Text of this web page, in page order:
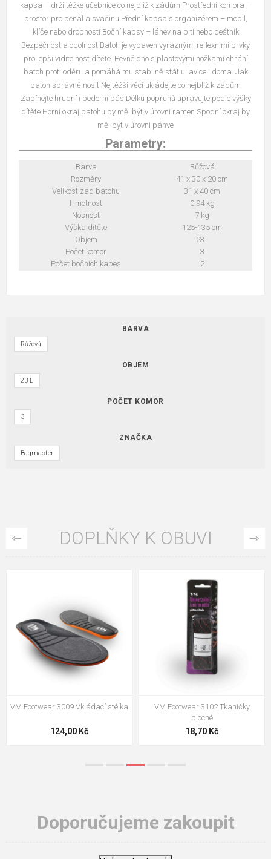
kapsa – drží těžké učebnice co nejblíž k zádům Prostřední komora –
prostor pro penál a svačinu Přední kapsa s organizérem – mobil,
klíče nebo drobnosti Boční kapsy – láhev na pití nebo deštník
Bezpečnost a odolnost Batoh je vybaven výraznými reflexními prvky
pro lepší viditelnost dítěte. Pevné dno s plastovými nožkami chrání
batoh proti oděru a pomáhá mu stabilně stát u lavice i doma. Jak
batoh správně nosit Nejtěžší věci ukládejte co nejblíž k zádům
Zapínejte hrudní i bederní pás Délku popruhů upravujte podle výšky
dítěte Horní okraj batohu by měl být v úrovni ramen Spodní okraj by
měl být v úrovni pánve
Parametry:
Barva
Růžová
Rozměry
41 x 30 x 20 cm
Velikost zad batohu
31 x 40 cm
Hmotnost
0.94 kg
Nosnost
7 kg
Výška dítěte
125-135 cm
Objem
23 l
Počet komor
3
Počet bočních kapes
2
BARVA
Růžová
OBJEM
23 L
POČET KOMOR
3
ZNAČKA
Bagmaster
DOPLŇKY K OBUVI
VM Footwear 3100 Tkaničky kulaté
19,70 Kč
VM Footwear 3000 Vkládací
anatomická stélka
105,00 Kč
Doporučujeme zakoupit